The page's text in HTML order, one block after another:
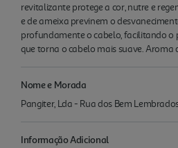
revitalizante protege a cor, nutre e
e de ameixa previnem o
profundamente o cabelo, facilitando o
que torna o cabelo mais suave. Aroma
Nome e Morada
Pangiter, Lda - Rua dos Bem
Informação Adicional